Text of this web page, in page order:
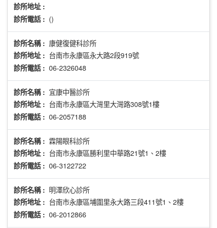
診所地址 :
診所電話 : ()
診所名稱 : 康健復健科診所
診所地址 : 台南市永康區永大路2段919號
診所電話 : 06-2326048
診所名稱 : 宜康中醫診所
診所地址 : 台南市永康區大灣里大灣路308號1樓
診所電話 : 06-2057188
診所名稱 : 霖陽眼科診所
診所地址 : 台南市永康區勝利里中華路21號1、2樓
診所電話 : 06-3122722
診所名稱 : 明澤欣心診所
診所地址 : 台南市永康區埔圍里永大路三段411號1、2樓
診所電話 : 06-2012866